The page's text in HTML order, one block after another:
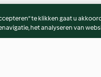
te klikken gaat u
het analyseren van